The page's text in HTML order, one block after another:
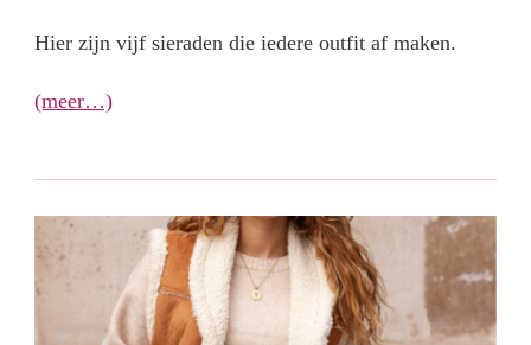
Hier zijn vijf sieraden die iedere outfit af maken.
(meer…)